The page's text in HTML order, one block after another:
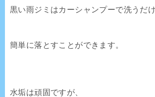
黒い雨ジミはカーシャンプーで洗うだ
簡単に落とすことができます。
水垢は頑固ですが、